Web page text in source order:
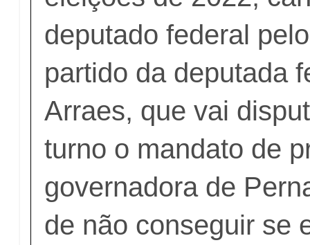
deputado federal
partido da deputada
Arraes, que vai
turno o mandato de
governadora de
de não conseguir se